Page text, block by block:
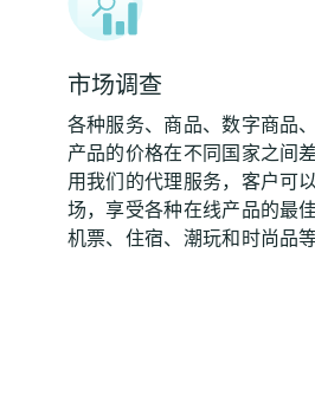
市场调查
各种服务、商品、数字商品
产品的价格在不同国家之间
用我们的代理服务，客户可
场，享受各种在线产品的最
机票、住宿、潮玩和时尚品等